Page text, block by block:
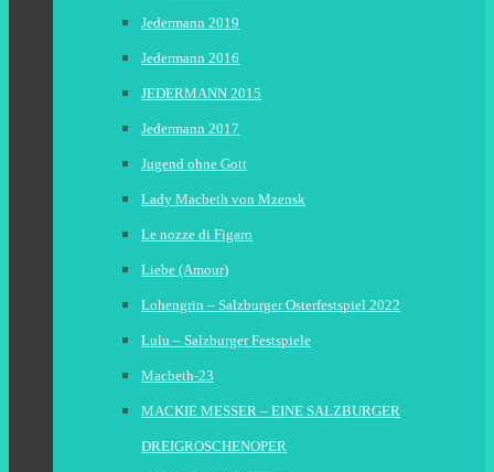
Jedermann 2019
Jedermann 2016
JEDERMANN 2015
Jedermann 2017
Jugend ohne Gott
Lady Macbeth von Mzensk
Le nozze di Figaro
Liebe (Amour)
Lohengrin – Salzburger Osterfestspiel 2022
Lulu – Salzburger Festspiele
Macbeth-23
MACKIE MESSER – EINE SALZBURGER
DREIGROSCHENOPER